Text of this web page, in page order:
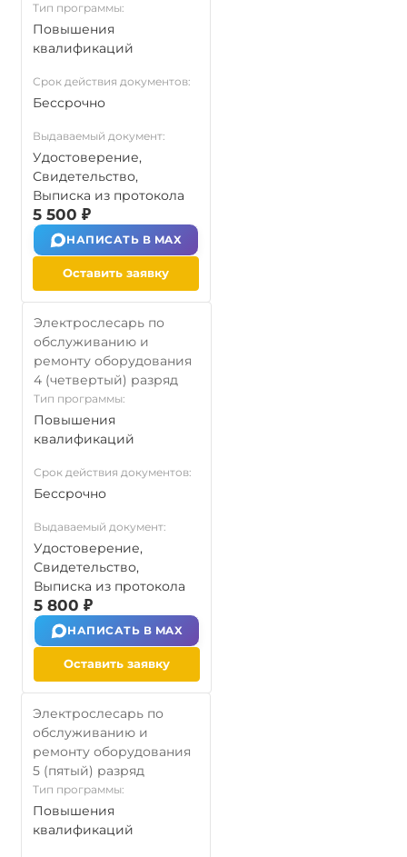
Тип программы:
Повышения
квалификаций
Срок действия документов:
Бессрочно
Выдаваемый документ:
Удостоверение,
Свидетельство,
Выписка из протокола
5 500 ₽
НАПИСАТЬ В MAX
Оставить заявку
Электрослесарь по
обслуживанию и
ремонту оборудования
4 (четвертый) разряд
Тип программы:
Повышения
квалификаций
Срок действия документов:
Бессрочно
Выдаваемый документ:
Удостоверение,
Свидетельство,
Выписка из протокола
5 800 ₽
НАПИСАТЬ В MAX
Оставить заявку
Электрослесарь по
обслуживанию и
ремонту оборудования
5 (пятый) разряд
Тип программы:
Повышения
квалификаций